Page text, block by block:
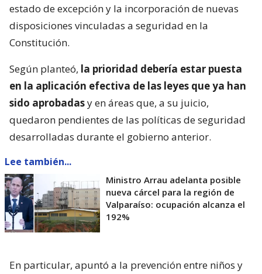
estado de excepción y la incorporación de nuevas
disposiciones vinculadas a seguridad en la
Constitución.
Según planteó, la prioridad debería estar puesta
en la aplicación efectiva de las leyes que ya han
sido aprobadasy en áreas que, a su juicio,
quedaron pendientes de las políticas de seguridad
desarrolladas durante el gobierno anterior.
Lee también...
Ministro Arrau adelanta posible
nueva cárcel para la región de
Valparaíso: ocupación alcanza el
192%
En particular, apuntó a la prevención entre niños y